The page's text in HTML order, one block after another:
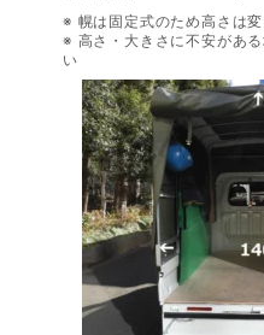
※ 幌は固定式のため高さは
※ 高さ・大きさに不安があ
い